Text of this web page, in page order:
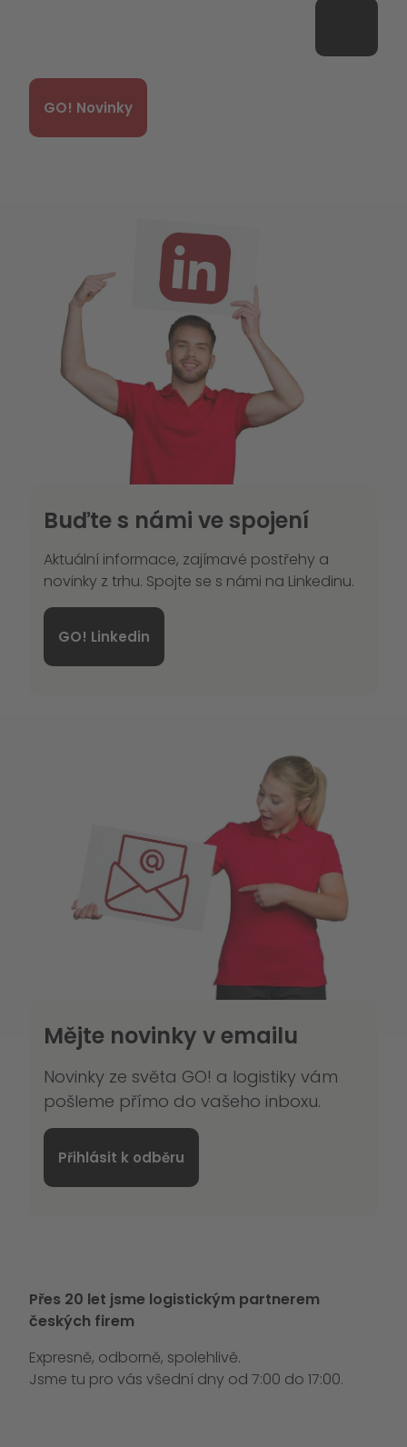
GO! Novinky
Buďte s námi ve spojení
Aktuální informace, zajímavé postřehy a
novinky z trhu. Spojte se s námi na Linkedinu.
GO! Linkedin
Mějte novinky v emailu
Novinky ze světa GO! a logistiky vám
pošleme přímo do vašeho inboxu.
Přihlásit k odběru
Přes 20 let jsme logistickým partnerem
českých firem
Expresně, odborně, spolehlivě.
Jsme tu pro vás všední dny od 7:00 do 17:00.